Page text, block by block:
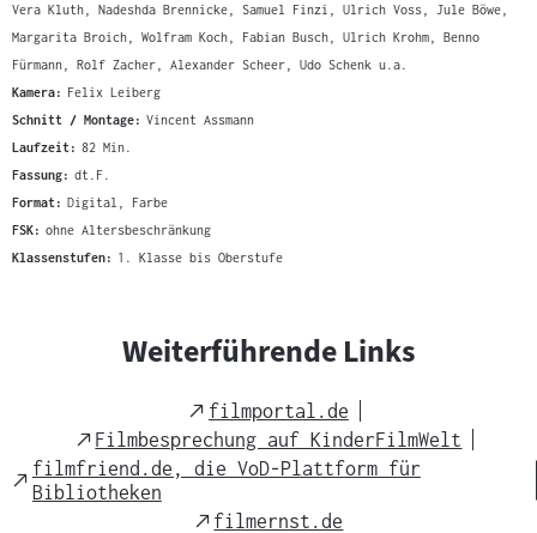
Vera Kluth, Nadeshda Brennicke, Samuel Finzi, Ulrich Voss, Jule Böwe,
Margarita Broich, Wolfram Koch, Fabian Busch, Ulrich Krohm, Benno
Fürmann, Rolf Zacher, Alexander Scheer, Udo Schenk u.a.
Kamera: Felix Leiberg
Schnitt / Montage: Vincent Assmann
Laufzeit: 82 Min.
Fassung: dt.F.
Format: Digital, Farbe
FSK: ohne Altersbeschränkung
Klassenstufen: 1. Klasse bis Oberstufe
Weiterführende Links
External
Link
filmportal.de
External
Link
Filmbesprechung auf KinderFilmWelt
External
Link
filmfriend.de, die VoD-Plattform für
Bibliotheken
External
filmernst.de